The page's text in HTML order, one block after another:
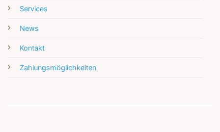
Services
News
Kontakt
Zahlungsmöglichkeiten